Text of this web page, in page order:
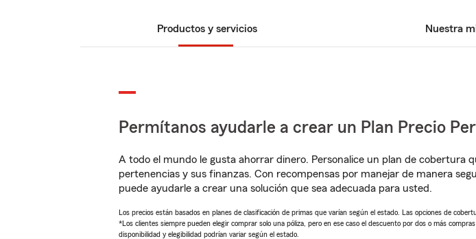
Productos y servicios Nuestra
Permítanos ayudarle a crear un Plan Precio
A todo el mundo le gusta ahorrar dinero. Personalice un plan de cobertura
pertenencias y sus finanzas. Con recompensas por manejar de manera
puede ayudarle a crear una solución que sea adecuada para usted.
Los precios están basados en planes de clasificación de primas que varían según el estado. Las opciones de
*Los clientes siempre pueden elegir comprar solo una póliza, pero en ese caso el descuento por dos o más
disponibilidad y elegibilidad podrían variar según el estado.